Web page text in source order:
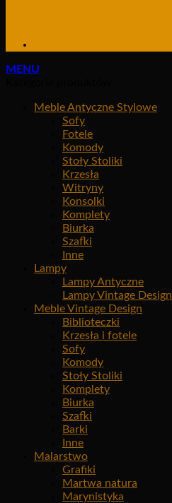
MENU
Meble Antyczne Stylowe
Sofy
Fotele
Komody
Stoły Stoliki
Krzesła
Witryny
Konsolki
Komplety
Biurka
Szafki
Inne
Lampy
Lampy Antyczne
Lampy Vintage Design
Meble Vintage Design
Biblioteczki
Krzesła i fotele
Sofy
Komody
Stoły Stoliki
Komplety
Biurka
Szafki
Barki
Inne
Malarstwo
Grafiki
Martwa natura
Marynistyka